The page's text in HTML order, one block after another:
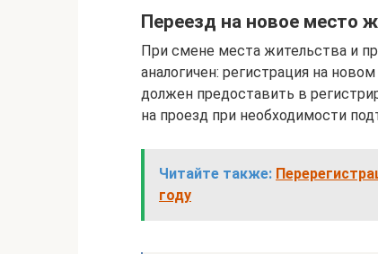
Переезд на новое место
При смене места жительства и
аналогичен: регистрация на
должен предоставить в
на проезд при необходимости
Читайте также:
году